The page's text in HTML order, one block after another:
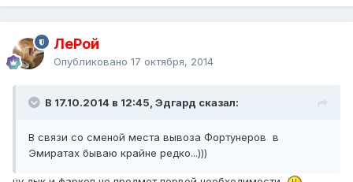
ЛеРой
Опубликовано 17 октября, 2014
В 17.10.2014 в 12:45, Эдгард сказал:
В связи со сменой места вывоза Фортунеров в
Эмиратах бываю крайне редко...)))